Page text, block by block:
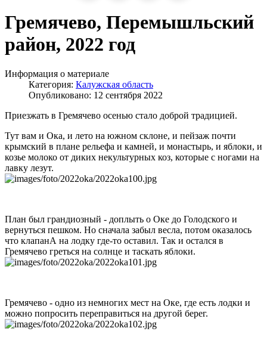
Гремячево, Перемышльский
район, 2022 год
Информация о материале
Категория: Калужская область
Опубликовано: 12 сентября 2022
Приезжать в Гремячево осенью стало доброй традицией.
Тут вам и Ока, и лето на южном склоне, и пейзаж почти
крымский в плане рельефа и камней, и монастырь, и яблоки, и
козье молоко от диких некультурных коз, которые с ногами на
лавку лезут.
План был грандиозный - доплыть о Оке до Голодского и
вернуться пешком. Но сначала забыл весла, потом оказалось
что клапанА на лодку где-то оставил. Так и остался в
Гремячево греться на солнце и таскать яблоки.
Гремячево - одно из немногих мест на Оке, где есть лодки и
можно попросить переправиться на другой берег.